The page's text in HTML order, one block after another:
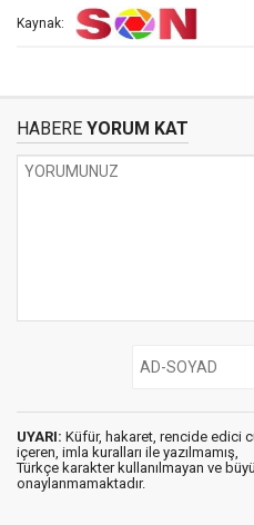
Kaynak:
HABERE YORUM KAT
UYARI: Küfür, hakaret, rencide edici
içeren, imla kuralları ile yazılmamış,
Türkçe karakter kullanılmayan ve
onaylanmamaktadır.